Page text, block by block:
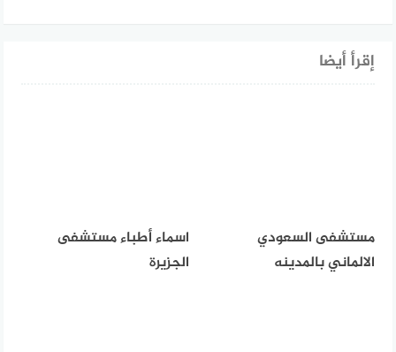
إقرأ أيضا
مستشفى السعودي
الالماني بالمدينه
اسماء أطباء مستشفى
الجزيرة